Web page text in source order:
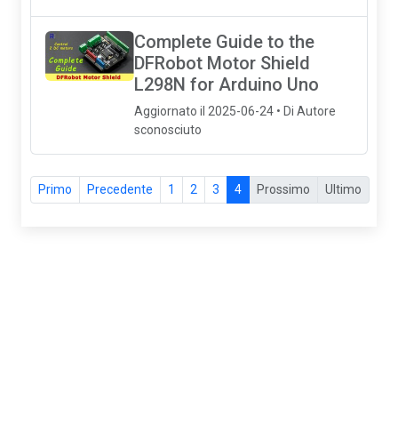
Complete Guide to the
DFRobot Motor Shield
L298N for Arduino Uno
Aggiornato il 2025-06-24 • Di Autore
sconosciuto
Primo Precedente 1 2 3 4 Prossimo Ultimo